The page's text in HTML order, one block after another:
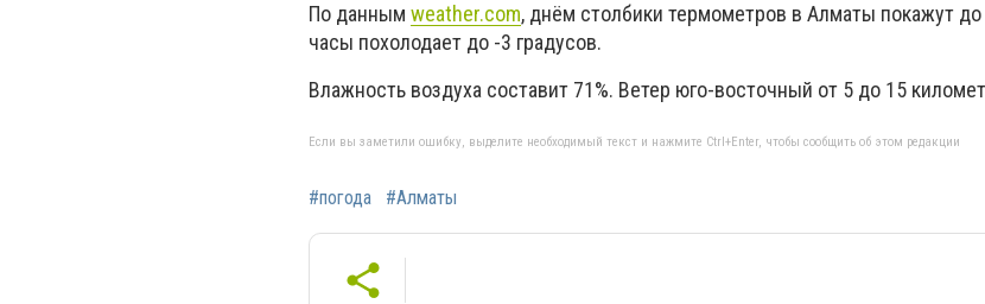
По данным weather.com, днём столбики термометров в Алматы покажут
часы похолодает до -3 градусов.
Влажность воздуха составит 71%. Ветер юго-восточный от 5 до 15
Если вы заметили ошибку, выделите необходимый текст и нажмите Ctrl+Enter, чтобы сообщить об этом редакции
#погода #Алматы